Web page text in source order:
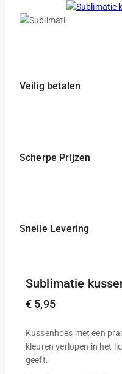
Veilig betalen
Scherpe Prijzen
Snelle Levering
Sublimatie
€ 5,95
Kussenhoes met een
kleuren verlopen in het
geeft.